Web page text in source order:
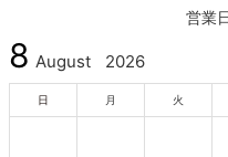
営業
8 August 2026
日 月 火